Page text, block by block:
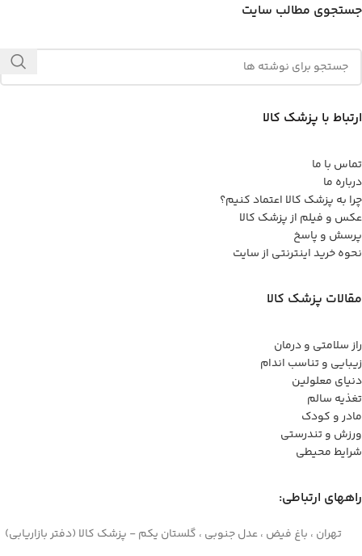
جستجوی مطالب سایت
ارتباط با پزشک کالا
تماس با ما
درباره ما
چرا به پزشک کالا اعتماد کنیم؟
عکس و فیلم از پزشک کالا
پرسش و پاسخ
نحوه خرید اینترنتی از سایت
مقالات پزشک کالا
راز سلامتی و درمان
زیبایی و تناسب اندام
دنیای معلولین
تغذیه سالم
مادر و کودک
ورزش و تندرستی
شرایط محیطی
راههای ارتباطی:
تهران ، باغ فیض ، عدل جنوبی ، گلستان یکم - پزشک کالا (دفتر بازاریابی)